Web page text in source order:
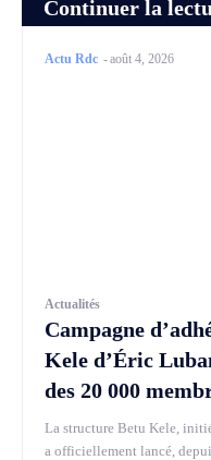
Continuer la
Actu Rdc -août 4, 2026
Actualités
Campagne
Kele d’Éric
des 20 000
La structure Betu Kele,
a officiellement lancé,